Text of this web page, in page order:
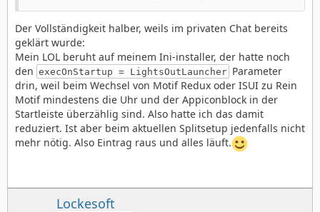
Der Vollständigkeit halber, weils im privaten Chat bereits
geklärt wurde:
Mein LOL beruht auf meinem Ini-installer, der hatte noch
den execOnStartup = LightsOutLauncher Parameter
drin, weil beim Wechsel von Motif Redux oder ISUI zu Rein
Motif mindestens die Uhr und der Appiconblock in der
Startleiste überzählig sind. Also hatte ich das damit
reduziert. Ist aber beim aktuellen Splitsetup jedenfalls nicht
mehr nötig. Also Eintrag raus und alles läuft.
Lockesoft